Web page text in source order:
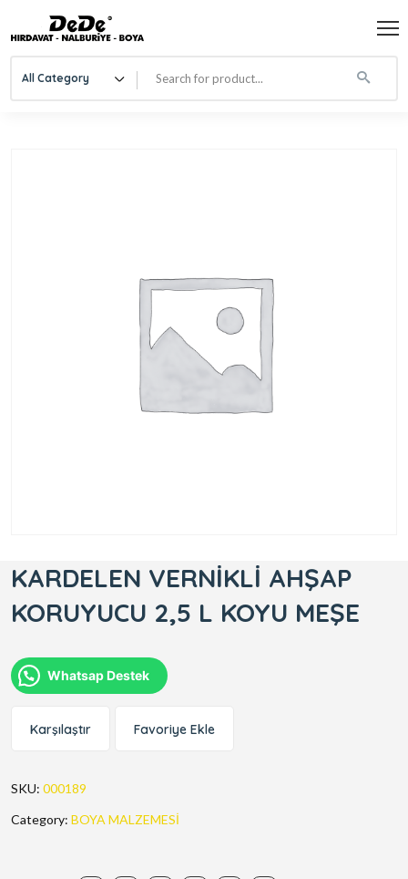
All Category
KARDELEN VERNİKLİ AHŞAP
KORUYUCU 2,5 L KOYU MEŞE
Whatsap Destek
Karşılaştır Favoriye Ekle
SKU: 000189
Category: BOYA MALZEMESİ